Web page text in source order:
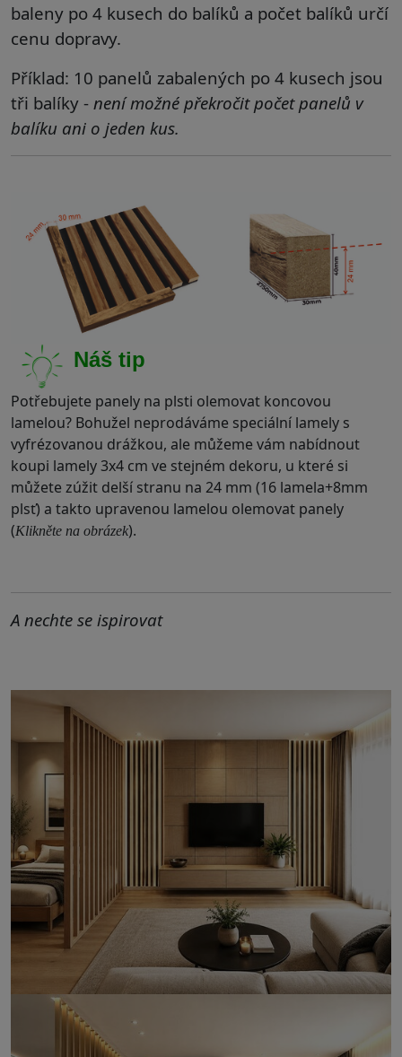
baleny po 4 kusech do balíků a počet balíků určí
cenu dopravy.
Příklad: 10 panelů zabalených po 4 kusech jsou
tři balíky - není možné překročit počet panelů v
balíku ani o jeden kus.
Náš tip
Potřebujete panely na plsti olemovat koncovou
lamelou? Bohužel neprodáváme speciální lamely s
vyfrézovanou drážkou, ale můžeme vám nabídnout
koupi lamely 3x4 cm ve stejném dekoru, u které si
můžete zúžit delší stranu na 24 mm (16 lamela+8mm
plsť) a takto upravenou lamelou olemovat panely
(Klikněte na obrázek).
A nechte se ispirovat